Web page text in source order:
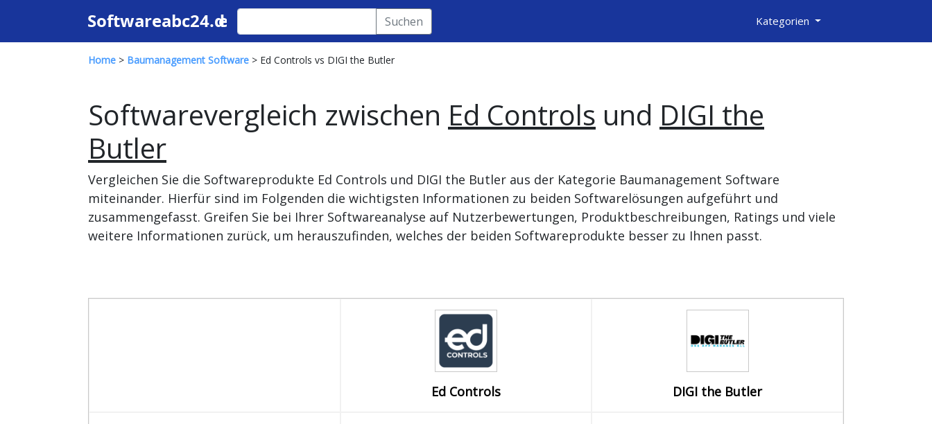
Suchen Kategorien
Home > Baumanagement Software > Ed Controls vs DIGI the Butler
Softwarevergleich zwischen Ed Controls und DIGI the
Butler
Vergleichen Sie die Softwareprodukte Ed Controls und DIGI the Butler aus der Kategorie Baumanagement Software
miteinander. Hierfür sind im Folgenden die wichtigsten Informationen zu beiden Softwarelösungen aufgeführt und
zusammengefasst. Greifen Sie bei Ihrer Softwareanalyse auf Nutzerbewertungen, Produktbeschreibungen, Ratings und viele
weitere Informationen zurück, um herauszufinden, welches der beiden Softwareprodukte besser zu Ihnen passt.
Ed Controls DIGI the Butler